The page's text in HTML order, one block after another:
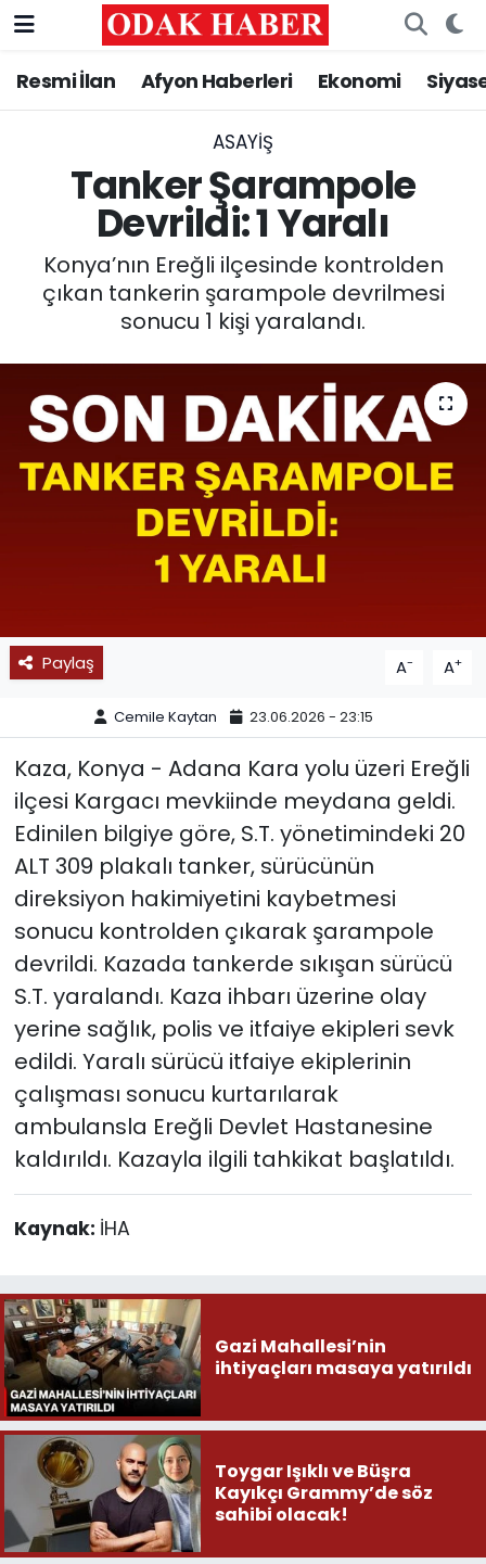
Resmi İlan Afyon Haberleri Ekonomi
ASAYİŞ
Tanker Şarampole
Devrildi: 1 Yaralı
Konya’nın Ereğli ilçesinde kontrolden
çıkan tankerin şarampole devrilmesi
sonucu 1 kişi yaralandı.
Paylaş A- A+
Cemile Kaytan 23.06.2026 - 23:15
Kaza, Konya - Adana Kara yolu üzeri Ereğli
ilçesi Kargacı mevkiinde meydana geldi.
Edinilen bilgiye göre, S.T. yönetimindeki 20
ALT 309 plakalı tanker, sürücünün
direksiyon hakimiyetini kaybetmesi
sonucu kontrolden çıkarak şarampole
devrildi. Kazada tankerde sıkışan sürücü
S.T. yaralandı. Kaza ihbarı üzerine olay
yerine sağlık, polis ve itfaiye ekipleri sevk
edildi. Yaralı sürücü itfaiye ekiplerinin
çalışması sonucu kurtarılarak
ambulansla Ereğli Devlet Hastanesine
kaldırıldı. Kazayla ilgili tahkikat başlatıldı.
Kaynak: İHA
Gazi Mahallesi’nin
ihtiyaçları masaya yatırıldı
Toygar Işıklı ve Büşra
Kayıkçı Grammy’de söz
sahibi olacak!
AFYONKARAHİSAR HABERLERİ
ASAYİŞ
SİYASET
EĞİTİM
MAGAZİN
SAĞLIK
11:11 MANŞET
Nöbetçi Eczaneler
Trafik Durumu
Tüm Manşetler
Son Dakika Haberleri
Haber Arşivi